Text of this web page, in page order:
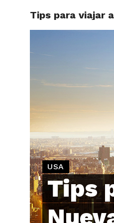
Tips para viajar
USA
Tips